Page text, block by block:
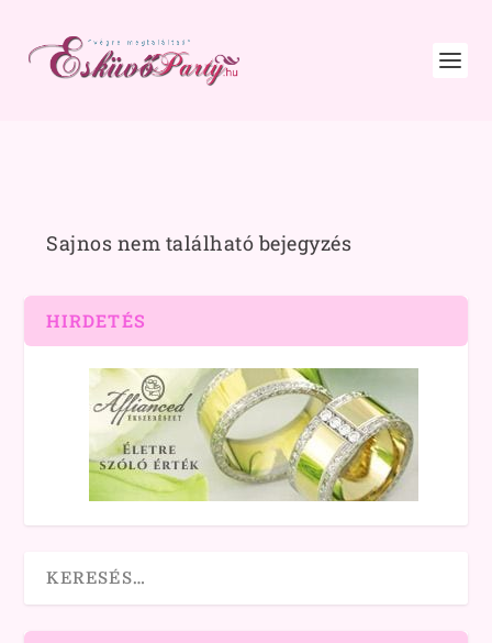
Sajnos nem található bejegyzés
HIRDETÉS